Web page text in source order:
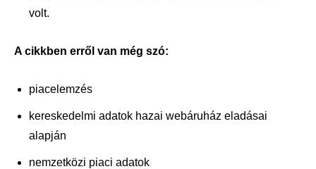
volt.
A cikkben erről van még szó:
piacelemzés
kereskedelmi adatok hazai webáruház eladásai
alapján
nemzetközi piaci adatok